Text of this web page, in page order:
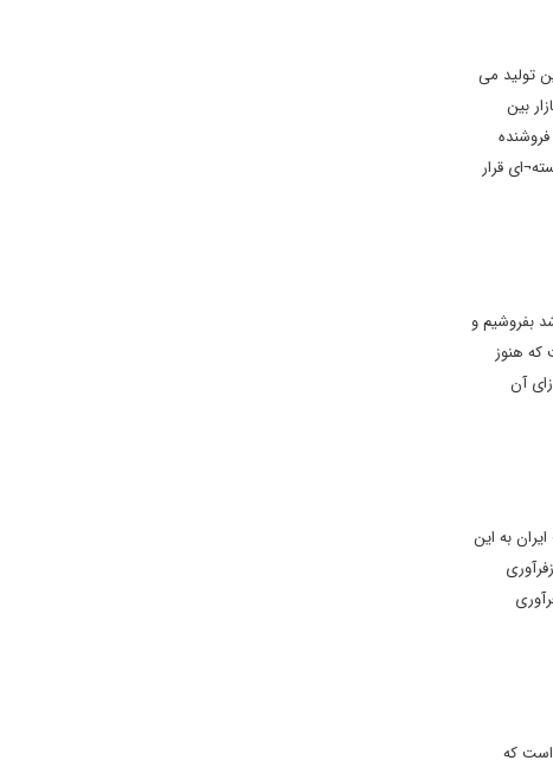
16-15 تن کمتر یا بیشتر آب سنگین تولید می
بین
قرار
طبق برجام قرار شد بفروشیم و
که هنوز
و به ازای آن
به این
نمی گذریم. لذا قرار شد 15 سال ما بازفرآوری
یا اورانیوم 90 درصد غنی شده است که